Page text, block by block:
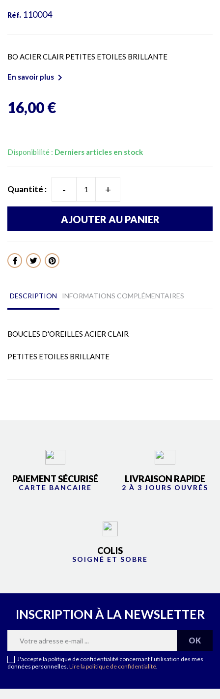
Réf. 110004
BO ACIER CLAIR PETITES ETOILES BRILLANTE
En savoir plus 
16,00 €
Disponibilité : Derniers articles en stock
Quantité : - +
AJOUTER AU PANIER
Partager
DESCRIPTION INFORMATIONS COMPLÉMENTAIRES
BOUCLES D'OREILLES ACIER CLAIR
PETITES ETOILES BRILLANTE
PAIEMENT SÉCURISÉ
CARTE BANCAIRE
LIVRAISON RAPIDE
2 À 3 JOURS OUVRÉS
COLIS
SOIGNÉ ET SOBRE
INSCRIPTION À LA NEWSLETTER
J'accepte la politique de confidentialité concernant l'utilisation des mes
données personnelles. Lire la politique de confidentialité.